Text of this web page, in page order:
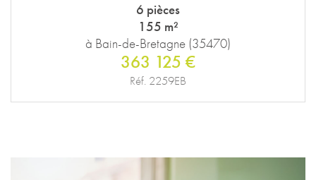
6 pièces
155 m²
à Bain-de-Bretagne (35470)
363 125 €
Réf. 2259EB